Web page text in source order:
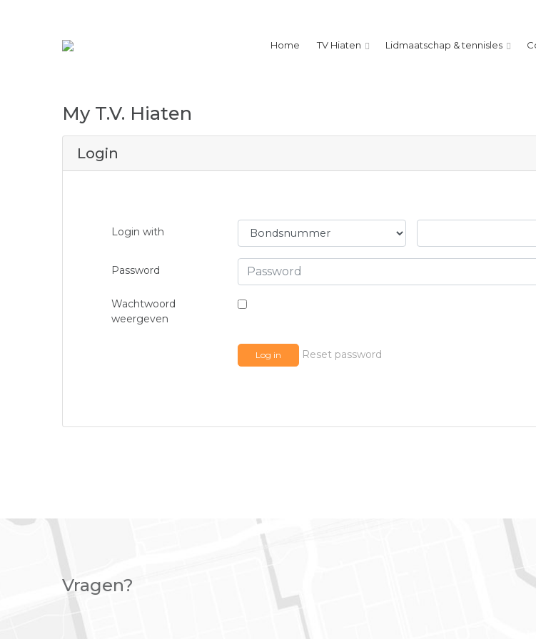
Home TV Hiaten Lidmaatschap & tennisles
My T.V. Hiaten
Login
Login with
Password
Wachtwoord
weergeven
Log in Reset password
Vragen?